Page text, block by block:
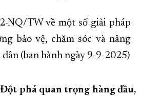
NQ/TW về một số giải pháp
bảo vệ, chăm sóc và nâng
dân (ban hành ngày 9-9-2025)
phá quan trọng hàng đầu,